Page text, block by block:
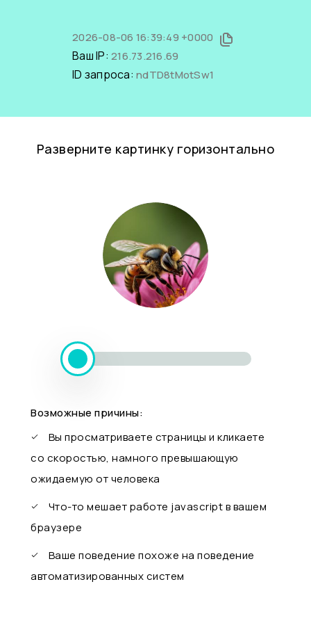
2026-08-06 16:39:49 +0000
Ваш IP: 216.73.216.69
ID запроса: ndTD8tMotSw1
Разверните картинку горизонтально
Возможные причины:
Вы просматриваете страницы и кликаете
со скоростью, намного превышающую
ожидаемую от человека
Что-то мешает работе javascript в вашем
браузере
Ваше поведение похоже на поведение
автоматизированных систем